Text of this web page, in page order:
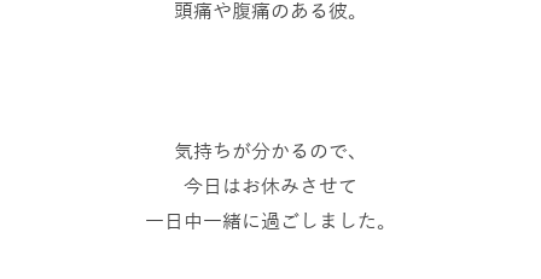
頭痛や腹痛のある彼。
気持ちが分かるので、
今日はお休みさせて
一日中一緒に過ごしました。